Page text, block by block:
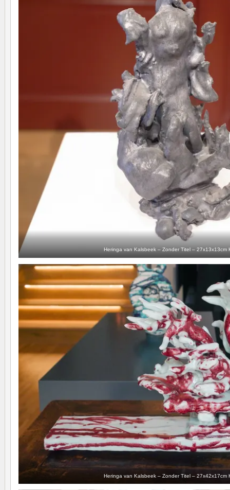
Heringa van Kalsbeek – Zonder Titel – 27x13x13cm
Heringa van Kalsbeek – Zonder Titel – 27x42x17cm